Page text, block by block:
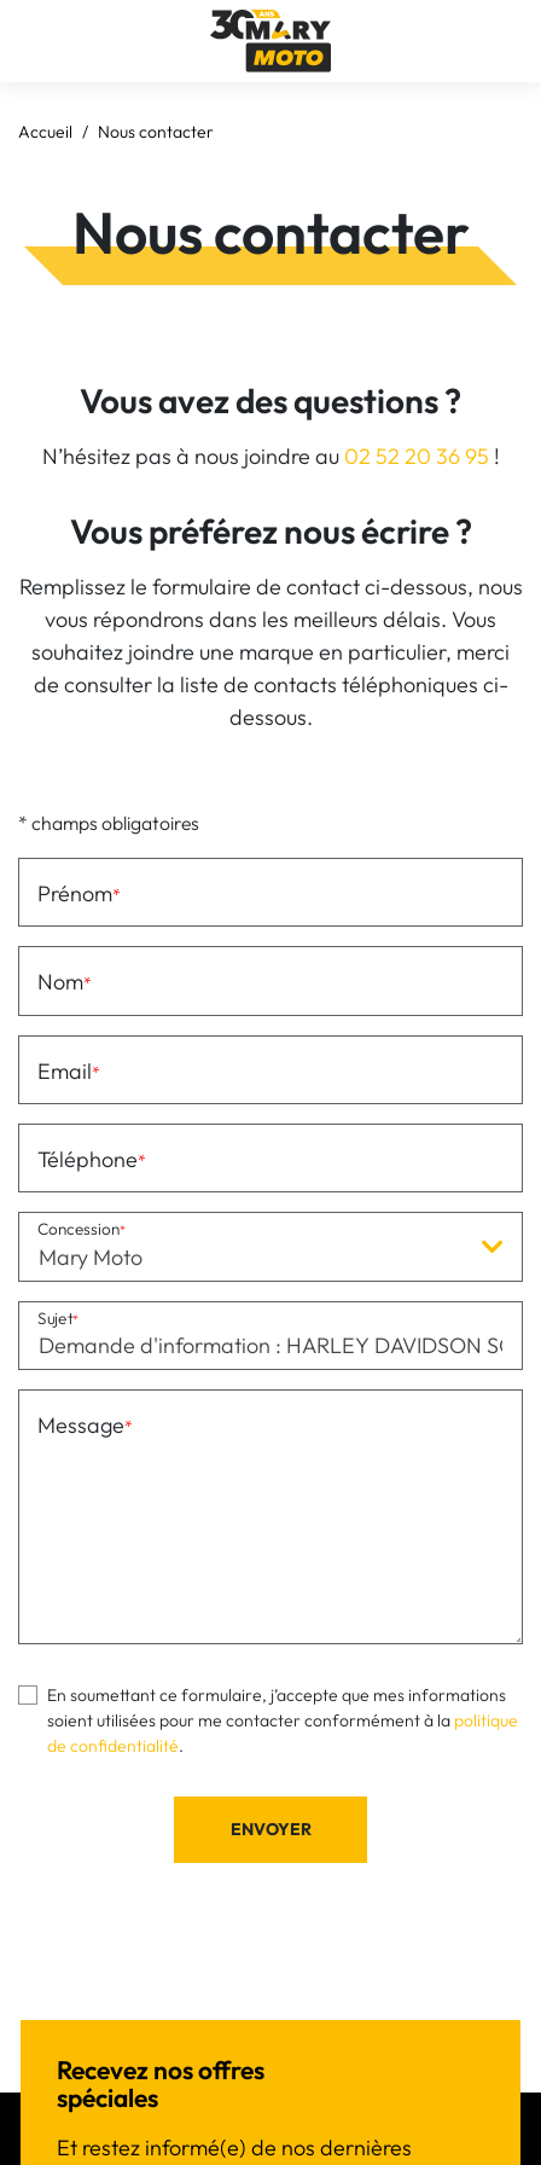
Accueil Nous contacter
Nous contacter
Vous avez des questions ?
N’hésitez pas à nous joindre au 02 52 20 36 95 !
Vous préférez nous écrire ?
Remplissez le formulaire de contact ci-dessous, nous
vous répondrons dans les meilleurs délais. Vous
souhaitez joindre une marque en particulier, merci
de consulter la liste de contacts téléphoniques ci-
dessous.
* champs obligatoires
Prénom
Nom
Email
Téléphone
Mary Moto
Concession
Sujet
Message
En soumettant ce formulaire, j’accepte que mes informations
soient utilisées pour me contacter conformément à la politique
de confidentialité.
ENVOYER
Recevez nos offres
spéciales
Et restez informé(e) de nos dernières